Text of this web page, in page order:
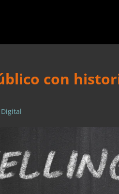
con